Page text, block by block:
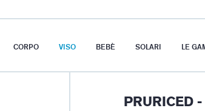
CORPO VISO BEBÈ SOLARI LE
PRURICED -